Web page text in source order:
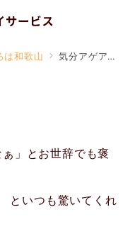
は和歌山 気分アゲアゲ🎉
」とお世辞でも褒
いつも驚いてくれ